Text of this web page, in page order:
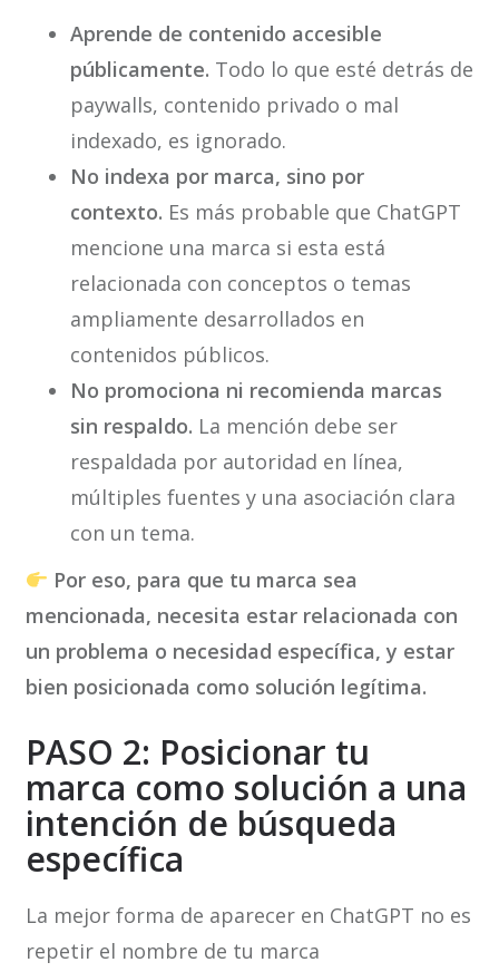
Aprende de contenido accesible
públicamente. Todo lo que esté detrás de
paywalls, contenido privado o mal
indexado, es ignorado.
No indexa por marca, sino por
contexto. Es más probable que ChatGPT
mencione una marca si esta está
relacionada con conceptos o temas
ampliamente desarrollados en
contenidos públicos.
No promociona ni recomienda marcas
sin respaldo. La mención debe ser
respaldada por autoridad en línea,
múltiples fuentes y una asociación clara
con un tema.
Por eso, para que tu marca sea
mencionada, necesita estar relacionada con
un problema o necesidad específica, y estar
bien posicionada como solución legítima.
PASO 2: Posicionar tu
marca como solución a una
intención de búsqueda
específica
La mejor forma de aparecer en ChatGPT no es
repetir el nombre de tu marca